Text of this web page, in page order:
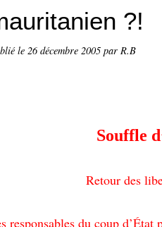
?!
le 26 décembre 2005 par R.B
Souffle
Retour des
responsables du coup